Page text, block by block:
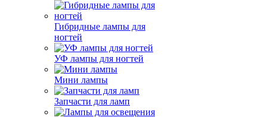
Гибридные лампы для
ногтей
УФ лампы для ногтей
Мини лампы
Запчасти для ламп